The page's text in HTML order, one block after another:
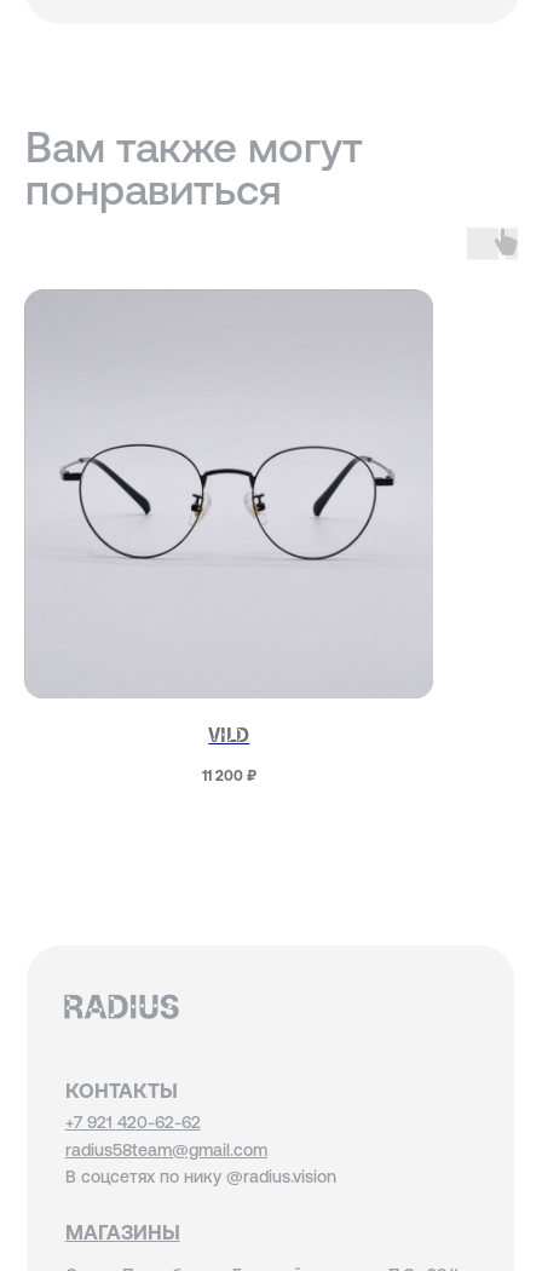
VILD
11 200 ₽
Условия использования сайта
МАГАЗИНЫ
Санкт-Петербург — Большой проспект П.С., 28/1
Москва, оптика LOOV — Маросейка 2/15с1, 2 этаж